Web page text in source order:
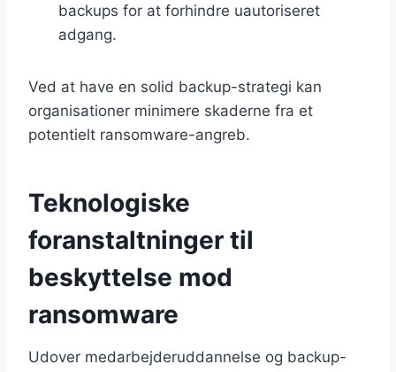
backups for at forhindre uautoriseret
adgang.
Ved at have en solid backup-strategi kan
organisationer minimere skaderne fra et
potentielt ransomware-angreb.
Teknologiske
foranstaltninger til
beskyttelse mod
ransomware
Udover medarbejderuddannelse og backup-